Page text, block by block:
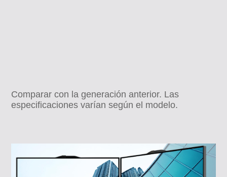
especificaciones varían según el modelo.